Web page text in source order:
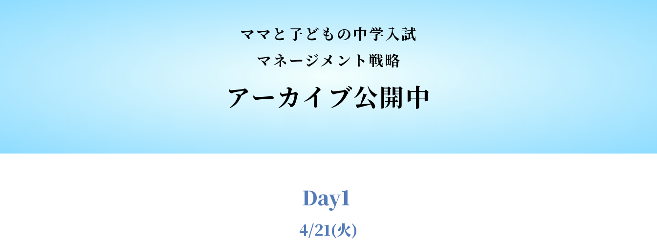
ママと子どもの中学入試
マネージメント戦略
アーカイブ公開中
Day1
4/21(火)